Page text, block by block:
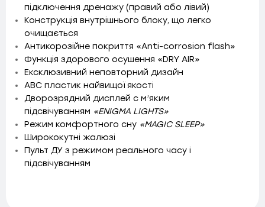
підключення дренажу (правий або лівий)
Конструкція внутрішнього блоку, що легко
очищається
Антикорозійне покриття «Anti-corrosion flash»
Функція здорового осушення «DRY AIR»
Ексклюзивний неповторний дизайн
ABC пластик найвищої якості
Дворозрядний дисплей c м’яким
підсвічуванням «ENIGMA LIGHTS»
Режим комфортного сну «MAGIC SLEEP»
Ширококутні жалюзі
Пульт ДУ з режимом реального часу і
підсвічуванням